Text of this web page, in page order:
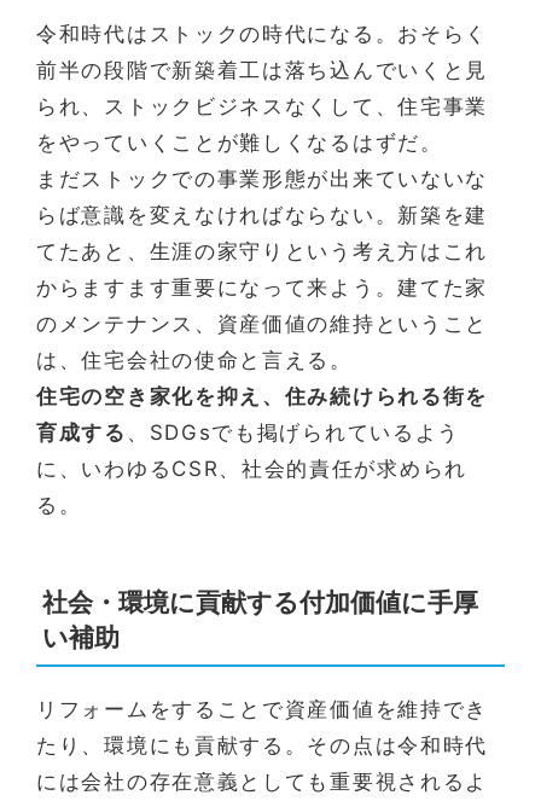
令和時代はストックの時代になる。おそらく
前半の段階で新築着工は落ち込んでいくと見
られ、ストックビジネスなくして、住宅事業
をやっていくことが難しくなるはずだ。
まだストックでの事業形態が出来ていないな
らば意識を変えなければならない。新築を建
てたあと、生涯の家守りという考え方はこれ
からますます重要になって来よう。建てた家
のメンテナンス、資産価値の維持ということ
は、住宅会社の使命と言える。
住宅の空き家化を抑え、住み続けられる街を
育成する 、SDGsでも掲げられているよう
に、いわゆるCSR、社会的責任が求められ
る。
社会・環境に貢献する付加価値に手厚
い補助
リフォームをすることで資産価値を維持でき
たり、環境にも貢献する。その点は令和時代
には会社の存在意義としても重要視されるよ